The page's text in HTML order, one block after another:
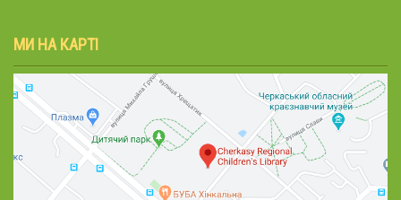
МИ НА КАРТІ